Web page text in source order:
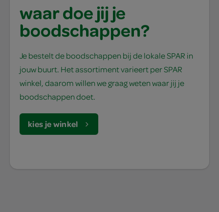
waar doe jij je
boodschappen?
Je bestelt de boodschappen bij de lokale SPAR in
jouw buurt. Het assortiment varieert per SPAR
winkel, daarom willen we graag weten waar jij je
boodschappen doet.
kies je winkel